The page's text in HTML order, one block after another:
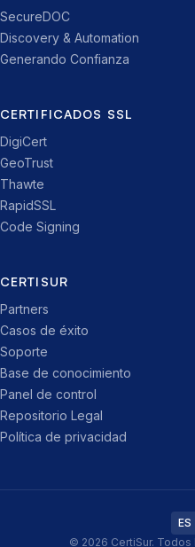
SecureDOC
Discovery & Automation
Generando Confianza
CERTIFICADOS SSL
DigiCert
GeoTrust
Thawte
RapidSSL
Code Signing
CERTISUR
Partners
Casos de éxito
Soporte
Base de conocimiento
Panel de control
Repositorio Legal
Política de privacidad
ES
© 2026 CertiSur.